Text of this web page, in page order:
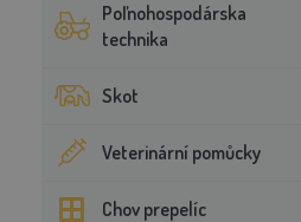
Poľnohospodárska
technika
Skot
Veterinární pomůcky
Chov prepelíc